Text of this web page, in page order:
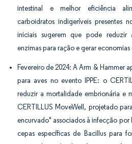
intestinal e melhor eficiência
carboidratos indigeríveis presentes
iniciais sugerem que pode reduzir
enzimas para ração e gerar
Fevereiro de 2024: A Arm & Hammer
para aves no evento IPPE: o
reduzir a mortalidade embrionária e
CERTILLUS MoveWell, projetado
encurvado" associados à infecção
cepas específicas de Bacillus para